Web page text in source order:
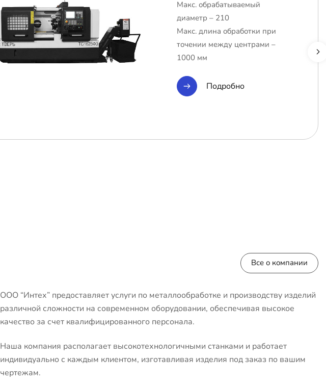
Макс. обрабатываемый
диаметр – 210
Макс. длина обработки при
точении между центрами –
1000 мм
Подробно
Все о компании
ООО “Интех” предоставляет услуги по металлообработке и производству изделий
различной сложности на современном оборудовании, обеспечивая высокое
качество за счет квалифицированного персонала.
Наша компания располагает высокотехнологичными станками и работает
индивидуально с каждым клиентом, изготавливая изделия под заказ по вашим
чертежам.